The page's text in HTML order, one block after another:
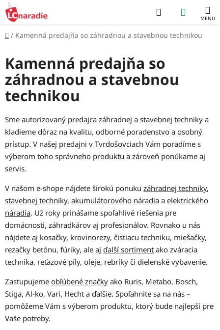
Prejsť
na
obsah
Hľadať
KOŠÍK
Domov
/ Kamenná predajňa so záhradnou a stavebnou technikou
Kamenná predajňa so
záhradnou a stavebnou
technikou
Sme autorizovaný predajca záhradnej a stavebnej techniky a
kladieme dôraz na kvalitu, odborné poradenstvo a osobný
prístup. V našej predajni v Tvrdošovciach Vám poradíme s
výberom toho správneho produktu a zároveň ponúkame aj
servis.
V našom e-shope nájdete širokú ponuku záhradnej techniky,
stavebnej techniky, akumulátorového náradia a elektrického
náradia. Už roky prinášame spoľahlivé riešenia pre
domácnosti, záhradkárov aj profesionálov. Rovnako u nás
nájdete aj kosačky, krovinorezy, čistiacu techniku, miešačky,
rezačky betónu, fúriky, ale aj ďalší sortiment ako zváracia
technika, reťazové píly, oleje, rebríky či dielenské vybavenie.
Zastupujeme obľúbené značky ako Ruris, Metabo, Bosch,
Stiga, Al-ko, Vari, Hecht a ďalšie. Spoľahnite sa na nás –
pomôžeme Vám s výberom produktu, ktorý bude najlepší pre
Vaše potreby.